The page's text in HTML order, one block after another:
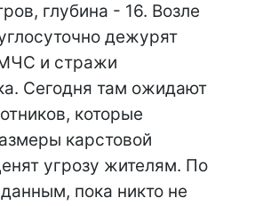
глубина - 16. Возле
дежурят
и стражи
Сегодня там ожидают
которые
карстовой
угрозу жителям. По
пока никто не